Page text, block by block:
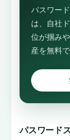
パスワー
は、自社
位が掴み
産を無料
パスワード